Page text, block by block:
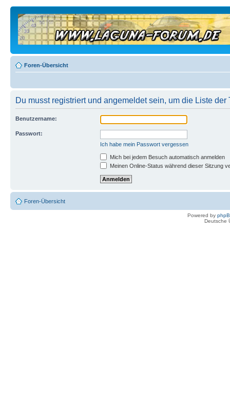
Foren-Übersicht
Du musst registriert und angemeldet sein, um die Liste
Benutzername:
Passwort:
Ich habe mein Passwort vergessen
Mich bei jedem Besuch automatisch anmelden
Meinen Online-Status während dieser Sitzung
Foren-Übersicht
Powered by
Deutsche